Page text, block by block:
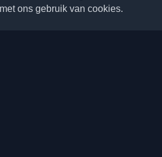
ons gebruik van cookies.